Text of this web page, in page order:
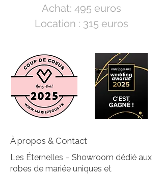
Achat: 495 euros
Location : 315 euros
À propos & Contact
Les Éternelles – Showroom dédié aux
robes de mariée uniques et